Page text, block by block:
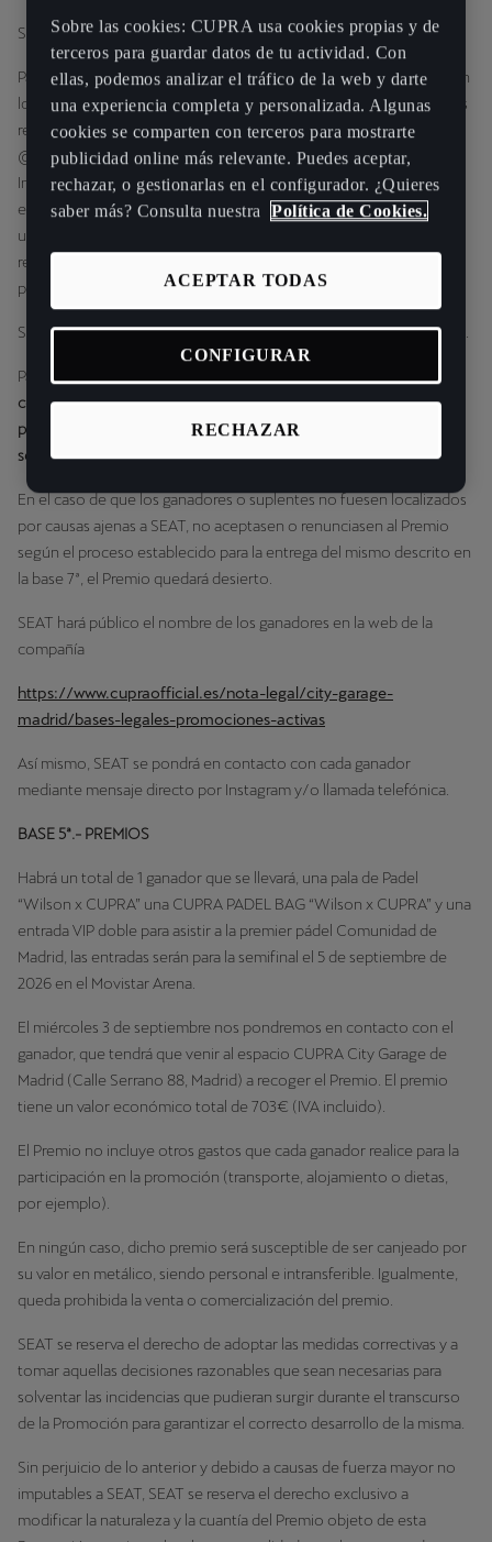
SEAT, a su exclusivo criterio, podrá ampliar el Periodo de Duración.
Para seleccionar al ganador, SEAT creará un fichero informático con
los datos de todos los participantes que, cumpliendo los requisitos
requeridos en las presentes bases legales, sigan a
@cupragarage_madrid en Instagram, mencionen a otro usuario de
Instagram en la publicación del sorteo y compartan la publicación
en stories. En dicho formulario aparecerán numeradas, a razón de
una por línea y por orden cronológico, todas las inscripciones
recibidas correctamente a través del formulario habilitado para la
presente Promoción.
Se elegirán aleatoriamente1 ganadorentre todos los participantes.
Para cada ganador se asignarán
consecutivos. Si el ganador no acepta el premio, este pasará al
primer suplente
. Si el primer suplente tampoco lo acepta, pasará al
segundo suplente. Solo habrádos suplentes como máximo.
En el caso de que los ganadores o suplentes no fuesen localizados
por causas ajenas a SEAT, no aceptasen o renunciasen al Premio
según el proceso establecido para la entrega del mismo descrito en
la base 7ª, el Premio quedará desierto.
SEAT hará público el nombre de los ganadores en la web de la
compañía
https://www.cupraofficial.es/nota-legal/city-garage-
madrid/bases-legales-promociones-activas
Así mismo, SEAT se pondrá en contacto con cada ganador
mediante mensaje directo por Instagram y/o llamada telefónica.
BASE 5ª.- PREMIOS
Habrá un total de 1 ganador que se llevará, una pala de Padel
“Wilson x CUPRA” una CUPRA PADEL BAG “Wilson x CUPRA” y una
entrada VIP doble para asistir a la premier pádel Comunidad de
Madrid, las entradas serán para la semifinal el 5 de septiembre de
2026 en el Movistar Arena.
El miércoles 3 de septiembre nos pondremos en contacto con el
ganador, que tendrá que venir al espacio CUPRA City Garage de
Madrid (Calle Serrano 88, Madrid) a recoger el Premio. El premio
tiene un valor económico total de 703€ (IVA incluido).
El Premio no incluye otros gastos que cada ganador realice para la
participación en la promoción (transporte, alojamiento o dietas,
por ejemplo).
En ningún caso, dicho premio será susceptible de ser canjeado por
su valor en metálico, siendo personal e intransferible. Igualmente,
queda prohibida la venta o comercialización del premio.
SEAT se reserva el derecho de adoptar las medidas correctivas y a
tomar aquellas decisiones razonables que sean necesarias para
solventar las incidencias que pudieran surgir durante el transcurso
de la Promoción para garantizar el correcto desarrollo de la misma.
Sin perjuicio de lo anterior y debido a causas de fuerza mayor no
imputables a SEAT, SEAT se reserva el derecho exclusivo a
modificar la naturaleza y la cuantía del Premio objeto de esta
Sobre las cookies: CUPRA usa cookies propias y de
terceros para guardar datos de tu actividad. Con
ellas, podemos analizar el tráfico de la web y darte
una experiencia completa y personalizada. Algunas
cookies se comparten con terceros para mostrarte
publicidad online más relevante. Puedes aceptar,
rechazar, o gestionarlas en el configurador. ¿Quieres
saber más? Consulta nuestra Política de Cookies.
RECHAZAR
ACEPTAR TODAS
CONFIGURAR